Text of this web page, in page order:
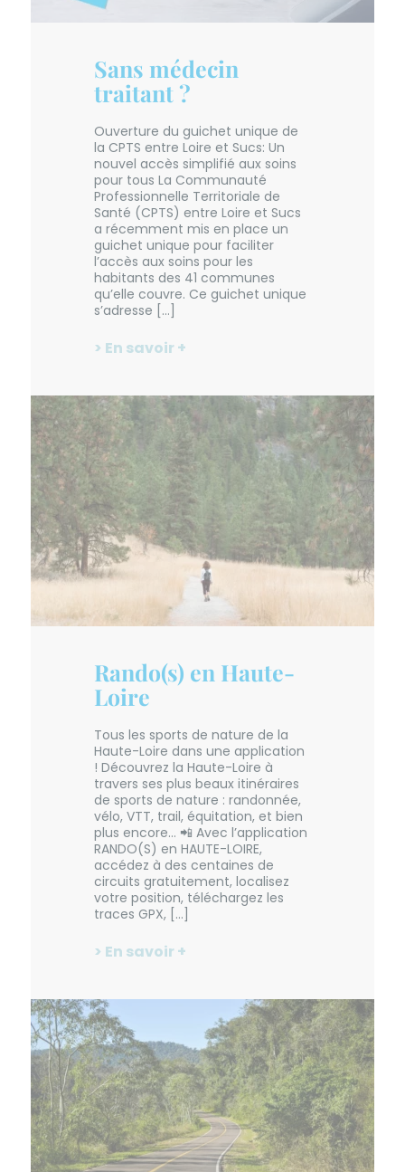
Sans médecin
traitant ?
Ouverture du guichet unique de
la CPTS entre Loire et Sucs: Un
nouvel accès simplifié aux soins
pour tous La Communauté
Professionnelle Territoriale de
Santé (CPTS) entre Loire et Sucs
a récemment mis en place un
guichet unique pour faciliter
l’accès aux soins pour les
habitants des 41 communes
qu’elle couvre. Ce guichet unique
s’adresse […]
> En savoir +
Rando(s) en Haute-
Loire
Tous les sports de nature de la
Haute-Loire dans une application
! Découvrez la Haute-Loire à
travers ses plus beaux itinéraires
de sports de nature : randonnée,
vélo, VTT, trail, équitation, et bien
plus encore… 📲 Avec l’application
RANDO(S) en HAUTE-LOIRE,
accédez à des centaines de
circuits gratuitement, localisez
votre position, téléchargez les
traces GPX, […]
> En savoir +